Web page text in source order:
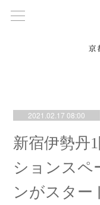
2021.02.17 08:00
新宿伊勢丹
ションスペ
ンがスター